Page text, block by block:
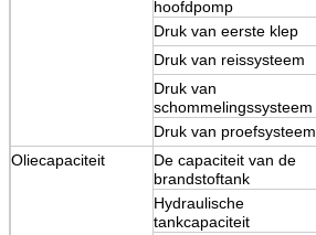
hoofdpomp
Druk van eerste klep
Druk van reissysteem
Druk van
schommelingssysteem
Druk van proefsysteem
Oliecapaciteit
De capaciteit van de
brandstoftank
Hydraulische
tankcapaciteit